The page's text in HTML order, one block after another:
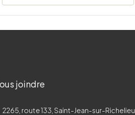
joindre
2265, route 133, Saint-Jean-sur-Richelieu